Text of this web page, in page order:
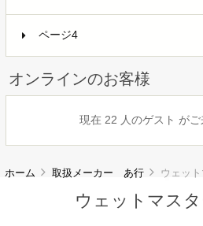
ページ4
オンラインのお客様
現在 22 人のゲスト がご
ホーム 取扱メーカー あ行 ウェット
ウェットマスタ